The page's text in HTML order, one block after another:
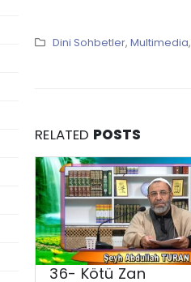
Dini Sohbetler, Multimedia,
RELATED POSTS
36- Kötü Zan